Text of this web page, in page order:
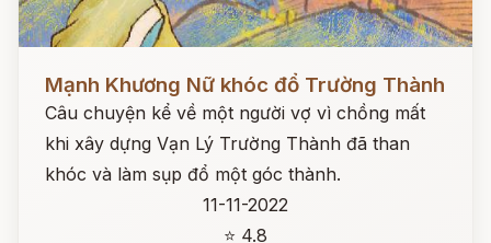
Mạnh Khương Nữ khóc đổ Trường Thành
Câu chuyện kể về một người vợ vì chồng mất
khi xây dựng Vạn Lý Trường Thành đã than
khóc và làm sụp đổ một góc thành.
11-11-2022
⭐ 4.8